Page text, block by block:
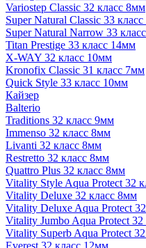
Variostep Classic 32 класс 8мм
Super Natural Classic 33
Super Natural Narrow 33
Titan Prestige 33 класс 14мм
X-WAY 32 класс 10мм
Kronofix Classic 31 класс 7мм
Quick Style 33 класс 10мм
Кайзер
Balterio
Traditions 32 класс 9мм
Immenso 32 класс 8мм
Livanti 32 класс 8мм
Restretto 32 класс 8мм
Quattro Plus 32 класс 8мм
Vitality Style Aqua Protect 32
Vitality Deluxe 32 класс 8мм
Vitality Deluxe Aqua Protect
Vitality Jumbo Aqua Protect
Vitality Superb Aqua Protect
Everest 32 класс 12мм